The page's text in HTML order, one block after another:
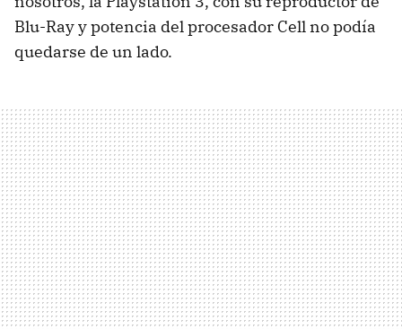
Blu-Ray y potencia del procesador Cell no podía
quedarse de un lado.